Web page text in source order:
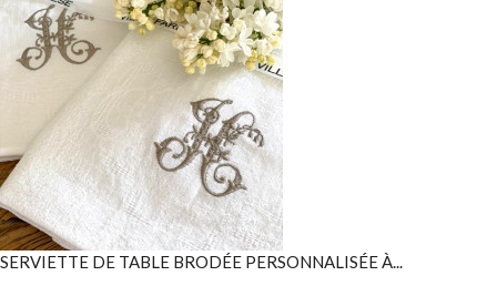
SERVIETTE DE TABLE BRODÉE PERSONNALISÉE À...